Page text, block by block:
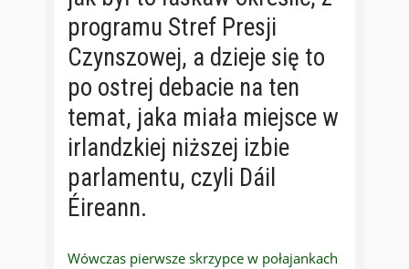
programu Stref Presji
Czynszowej, a dzieje się to
po ostrej debacie na ten
temat, jaka miała miejsce w
irlandzkiej niższej izbie
parlamentu, czyli Dáil
Éireann.
Wówczas pierwsze skrzypce w połajankach